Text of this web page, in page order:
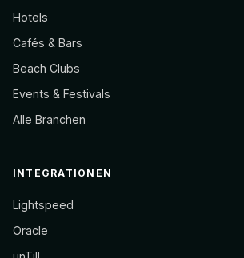
Hotels
Cafés & Bars
Beach Clubs
Events & Festivals
Alle Branchen
INTEGRATIONEN
Lightspeed
Oracle